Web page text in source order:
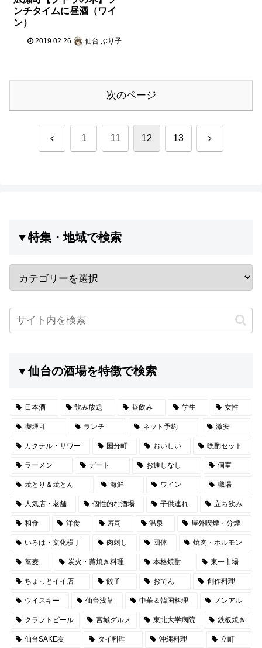
ンチタイムに昼酒（ワイ
ン）
2019.02.26 仙台 ぶり子
次のページ
前 1 11 12 13 次
▼特集・地域で検索
▼仙台の酒場を特徴で検索
日本酒 飲み放題 昼飲み 学生 女性
喫煙可 ランチ ネット予約 激安
カクテル・サワー 国分町 おいしい 晩酌セット
ラーメン デート お通しなし 個室
焼とり＆焼とん 海鮮 ワイン 職場
人気店・老舗 個性的な酒場 子供連れ 立ち飲み
和食 洋食 寿司 温泉 屋外喫煙・分煙
いろは・文化横丁 肉刺し 団体 焼肉・ホルモン
蕎麦 炭火・藁焼き料理 本格焼酎 東一市場
ちょっとイイ店 餃子 おでん 創作料理
ウイスキー 仙台浅草 中華＆韓国料理 ノンアル
クラフトビール 宮城グルメ 東北大学病院 鉄板焼き
仙台SAKE友 タイ料理 沖縄料理 立町